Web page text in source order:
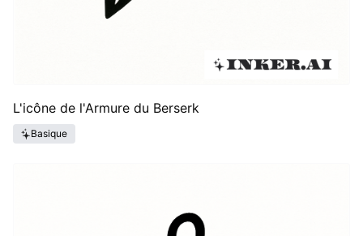
L'icône de l'Armure du Berserk
Basique